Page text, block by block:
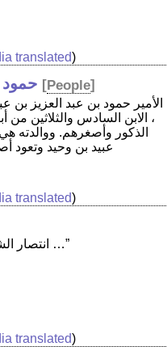
translated)
حمود [People]
، الابن السادس والثلاثين من
الذكور وأصغرهم. ووالدته
عبيد بن وحيد وتعود
translated)
“انتصار الشرَّاح ، ممثلة كويتية …”
translated)